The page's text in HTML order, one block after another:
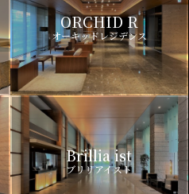
ORCHID R
オーキッドレジデンス
Brillia ist
ブリリアイスト